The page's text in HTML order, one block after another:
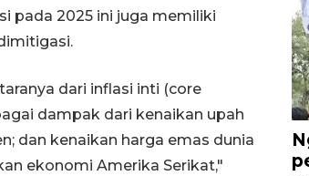
pada 2025 ini juga memiliki
dari inflasi inti (core
dampak dari kenaikan upah
dan kenaikan harga emas dunia
ekonomi Amerika Serikat,"